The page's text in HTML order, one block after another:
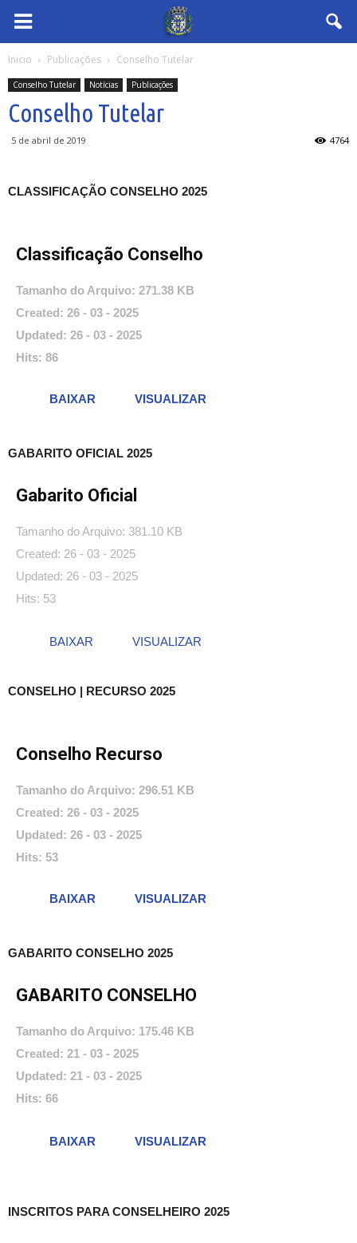
Inicio Publicações Conselho Tutelar
Conselho Tutelar Notícias Publicações
Conselho Tutelar
5 de abril de 2019 4764
CLASSIFICAÇÃO CONSELHO 2025
Classificação Conselho
Tamanho do Arquivo: 271.38 KB
Created: 26 - 03 - 2025
Updated: 26 - 03 - 2025
Hits: 86
BAIXAR VISUALIZAR
GABARITO OFICIAL 2025
Gabarito Oficial
Tamanho do Arquivo: 381.10 KB
Created: 26 - 03 - 2025
Updated: 26 - 03 - 2025
Hits: 53
BAIXAR VISUALIZAR
CONSELHO | RECURSO 2025
Conselho Recurso
Tamanho do Arquivo: 296.51 KB
Created: 26 - 03 - 2025
Updated: 26 - 03 - 2025
Hits: 53
BAIXAR VISUALIZAR
GABARITO CONSELHO 2025
GABARITO CONSELHO
Tamanho do Arquivo: 175.46 KB
Created: 21 - 03 - 2025
Updated: 21 - 03 - 2025
Hits: 66
BAIXAR VISUALIZAR
INSCRITOS PARA CONSELHEIRO 2025